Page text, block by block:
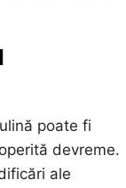
poate fi
devreme.
ale